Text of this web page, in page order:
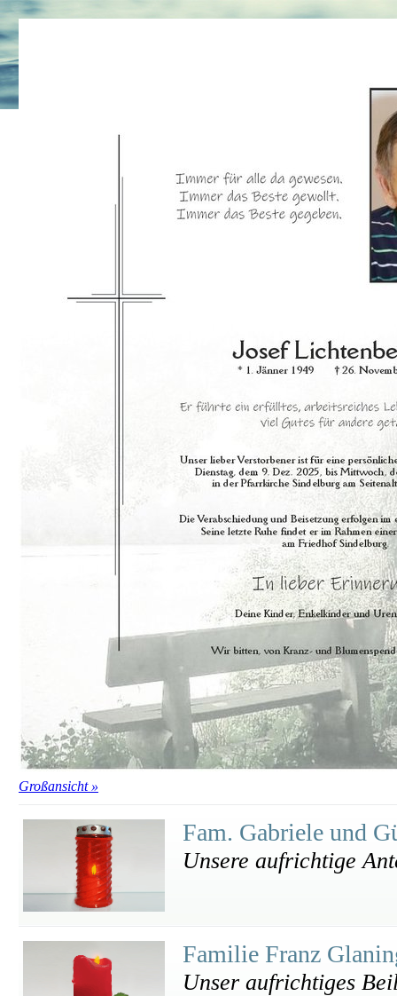
Großansicht »
Fam. Gabriele und
Unsere aufrichtige
Familie Franz
Unser aufrichtiges